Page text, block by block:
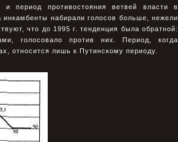
и период противостояния ветвей власти в
инкамбенты набирали голосов больше, нежели
что до 1995 г. тенденция была обратной:
голосовало против них. Период, когда
относится лишь к Путинскому периоду.